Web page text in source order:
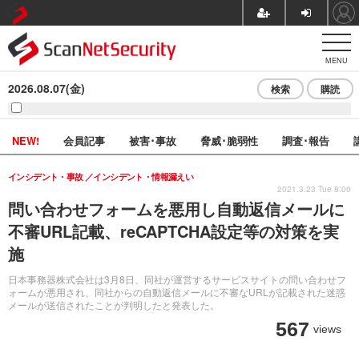
MENU
2026.08.07(金) 検索 購読
NEW! 会員記事 被害･事故 脅威･脆弱性 調査･報告
問い合わせフォームを悪用し自動返信メールに
不審URL記載、reCAPTCHA設定等の対策を実
施
日本事務器株式会社は3月8日、同社が運営するサービスサイトの問い合わせフ
ォームが悪用され、同社からの自動返信メールに不審なURLが記載された迷惑
メールが送信されたことが判明したと発表した。
インシデント・事故 インシデント・情報漏えい
567 views
2021.3.23 Tue 8:00